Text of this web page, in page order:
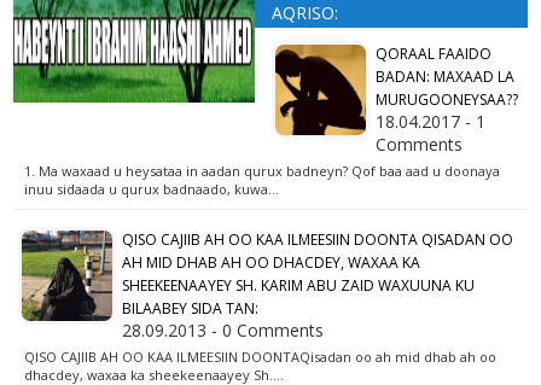
AQRISO:
QORAAL FAAIDO
BADAN: MAXAAD LA
MURUGOONEYSAA??
18.04.2017 - 1
Comments
1. Ma waxaad u heysataa in aadan qurux badneyn? Qof baa aad u doonaya
inuu sidaada u qurux badnaado, kuwa…
QISO CAJIIB AH OO KAA ILMEESIIN DOONTA QISADAN OO
AH MID DHAB AH OO DHACDEY, WAXAA KA
SHEEKEENAAYEY SH. KARIM ABU ZAID WAXUUNA KU
BILAABEY SIDA TAN:
28.09.2013 - 0 Comments
QISO CAJIIB AH OO KAA ILMEESIIN DOONTAQisadan oo ah mid dhab ah oo
dhacdey, waxaa ka sheekeenaayey Sh.…